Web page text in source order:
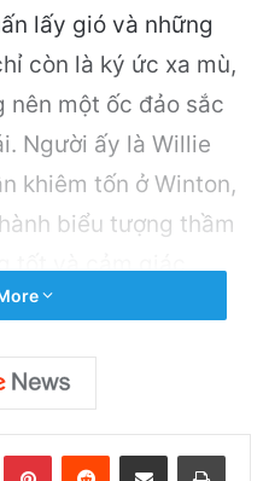
lấy gió và những
còn là ký ức xa mù,
nên một ốc đảo sắc
Người ấy là Willie
khiêm tốn ở Winton,
biểu tượng thầm
tốt và cảm giác
PinterestReddit Share via Email Print